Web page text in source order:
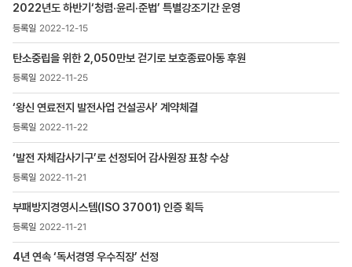
>
보도자료
목록
-
번호,
등록일
첨부파일
조회수
2022년도 하반기‘청렴·윤리·준법’ 특별강조기간 운영
2022-12-15
탄소중립을 위한 2,050만보 걷기로 보호종료아동 후원
2022-11-25
‘왕신 연료전지 발전사업 건설공사’ 계약체결
2022-11-22
‘발전 자체감사기구’로 선정되어 감사원장 표창 수상
2022-11-21
부패방지경영시스템(ISO 37001) 인증 획득
2022-11-21
4년 연속 ‘독서경영 우수직장’ 선정